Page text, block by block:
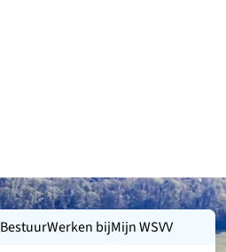
BestuurWerken bijMijn WSVV